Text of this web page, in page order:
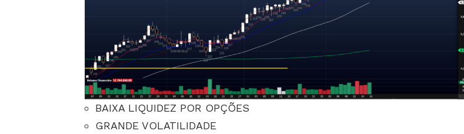
BAIXA LIQUIDEZ POR OPÇÕES
GRANDE VOLATILIDADE